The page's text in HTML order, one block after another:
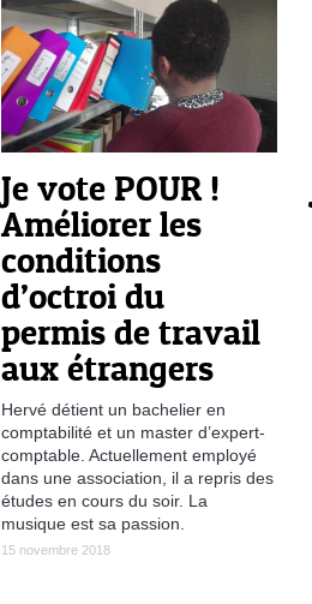
Je vote POUR !
Améliorer les
conditions
d’octroi du
permis de travail
aux étrangers
Hervé détient un bachelier en
comptabilité et un master d’expert-
comptable. Actuellement employé
dans une association, il a repris des
études en cours du soir. La
musique est sa passion.
15 novembre 2018